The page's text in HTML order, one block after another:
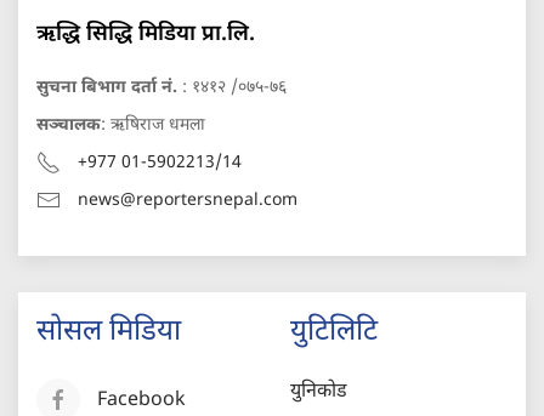
ऋद्धि सिद्धि मिडिया प्रा.लि.
सुचना बिभाग दर्ता नं. : १४१२ /०७५-७६
सञ्चालक: ऋषिराज धमला
+977 01-5902213/14
news@reportersnepal.com
सोसल मिडिया
Facebook
युटिलिटि
युनिकोड